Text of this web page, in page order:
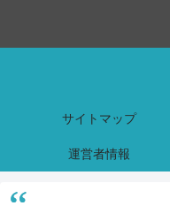
サイトマップ
運営者情報